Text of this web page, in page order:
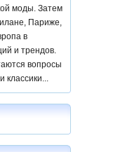
моды. Затем
Париже,
в
и трендов.
вопросы
классики...